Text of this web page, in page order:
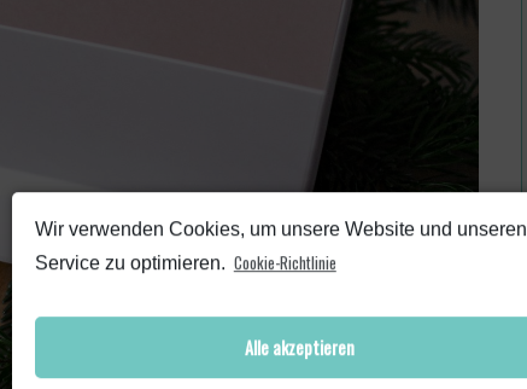
Wir verwenden Cookies, um unsere Website und unseren
Service zu optimieren. Cookie-Richtlinie
Alle akzeptieren